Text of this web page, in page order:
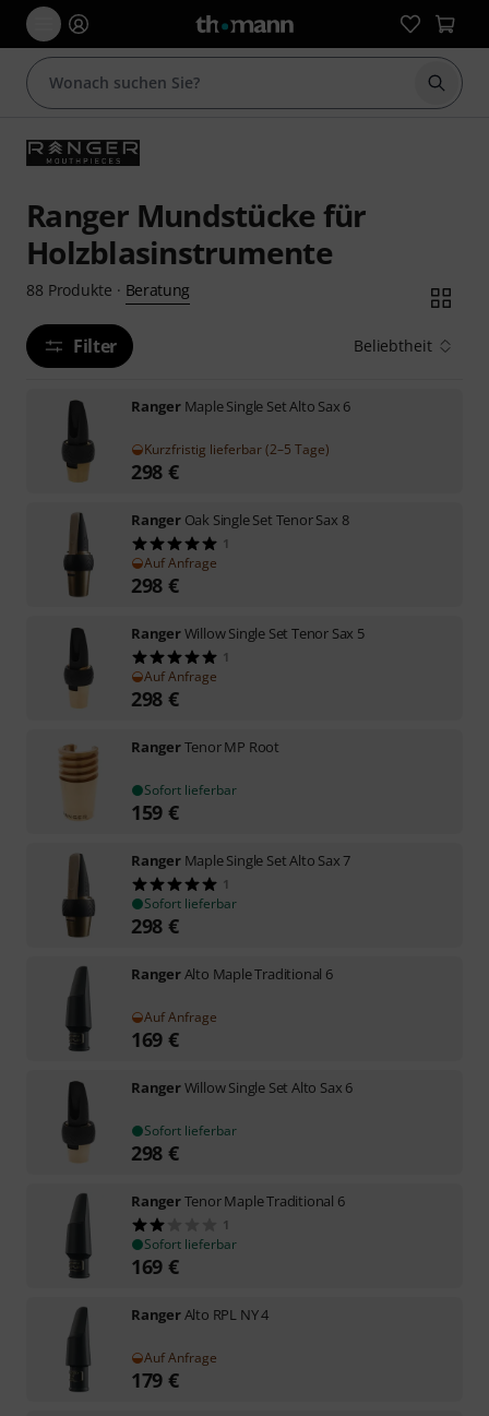
Suche
Ranger Mundstücke für
Holzblasinstrumente
88 Produkte · Beratung
Filter Beliebtheit
Ranger Maple Single Set Alto Sax 6
Kurzfristig lieferbar (2–5 Tage)
298 €
Ranger Oak Single Set Tenor Sax 8
1
Auf Anfrage
298 €
RangerWillow Single Set Tenor Sax 5
1
Auf Anfrage
298 €
RangerTenor MP Root
Sofort lieferbar
159 €
Ranger Maple Single Set Alto Sax 7
1
Sofort lieferbar
298 €
RangerAlto Maple Traditional 6
Auf Anfrage
169 €
RangerWillow Single Set Alto Sax 6
Sofort lieferbar
298 €
RangerTenor Maple Traditional 6
1
Sofort lieferbar
169 €
RangerAlto RPL NY 4
Auf Anfrage
179 €